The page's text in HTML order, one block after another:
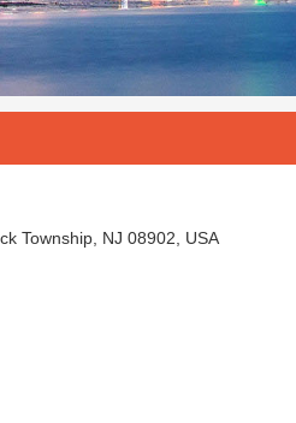
Township, NJ 08902, USA